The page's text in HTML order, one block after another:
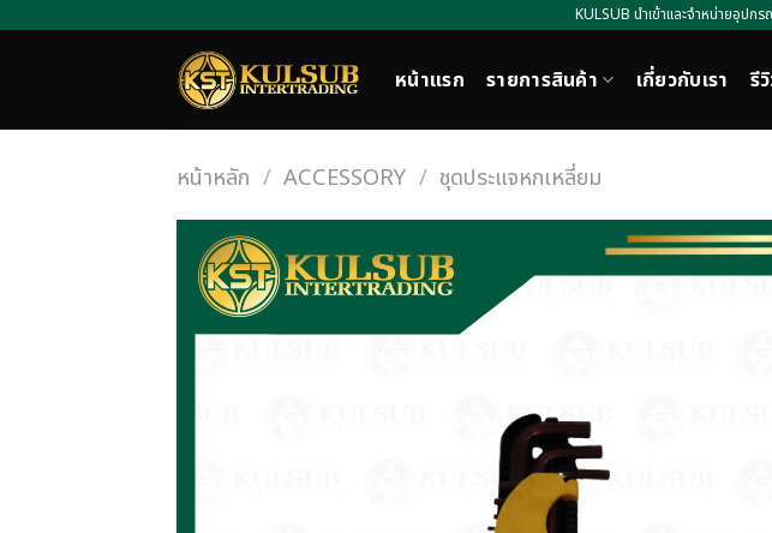
KULSUB นำเข้าและจำหน่ายอุป
หน้าแรก รายการสินค้า เกี่ยวกับเรา รี
หน้าหลัก / ACCESSORY / ชุดประแจหกเหลี่ยม